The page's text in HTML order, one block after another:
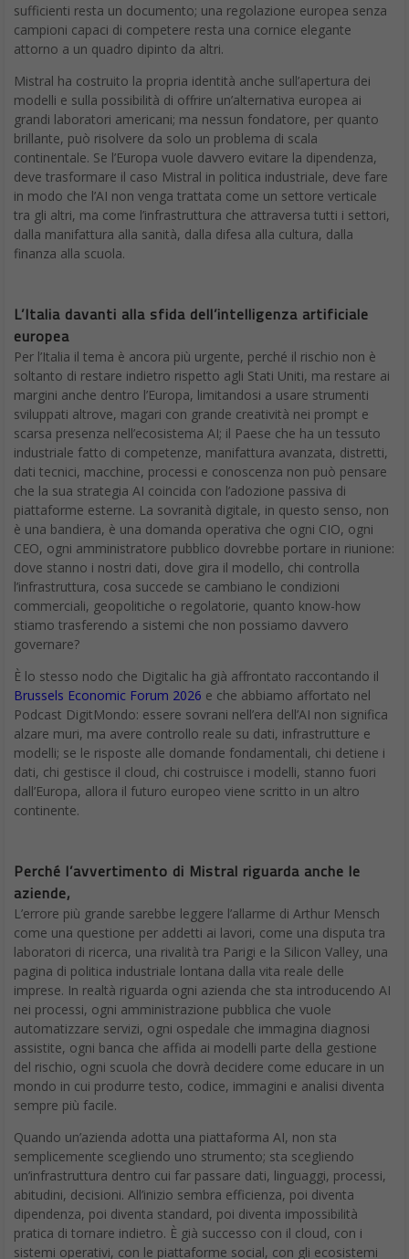
sufficienti resta un documento; una regolazione europea senza
campioni capaci di competere resta una cornice elegante
attorno a un quadro dipinto da altri.
Mistral ha costruito la propria identità anche sull’apertura dei
modelli e sulla possibilità di offrire un’alternativa europea ai
grandi laboratori americani; ma nessun fondatore, per quanto
brillante, può risolvere da solo un problema di scala
continentale. Se l’Europa vuole davvero evitare la dipendenza,
deve trasformare il caso Mistral in politica industriale, deve fare
in modo che l’AI non venga trattata come un settore verticale
tra gli altri, ma come l’infrastruttura che attraversa tutti i settori,
dalla manifattura alla sanità, dalla difesa alla cultura, dalla
finanza alla scuola.
L’Italia davanti alla sfida dell’intelligenza artificiale
europea
Per l’Italia il tema è ancora più urgente, perché il rischio non è
soltanto di restare indietro rispetto agli Stati Uniti, ma restare ai
margini anche dentro l’Europa, limitandosi a usare strumenti
sviluppati altrove, magari con grande creatività nei prompt e
scarsa presenza nell’ecosistema AI; il Paese che ha un tessuto
industriale fatto di competenze, manifattura avanzata, distretti,
dati tecnici, macchine, processi e conoscenza non può pensare
che la sua strategia AI coincida con l’adozione passiva di
piattaforme esterne. La sovranità digitale, in questo senso, non
è una bandiera, è una domanda operativa che ogni CIO, ogni
CEO, ogni amministratore pubblico dovrebbe portare in riunione:
dove stanno i nostri dati, dove gira il modello, chi controlla
l’infrastruttura, cosa succede se cambiano le condizioni
commerciali, geopolitiche o regolatorie, quanto know-how
stiamo trasferendo a sistemi che non possiamo davvero
governare?
È lo stesso nodo che Digitalic ha già affrontato raccontando il
Brussels Economic Forum 2026 e che abbiamo affortato nel
Podcast DigitMondo: essere sovrani nell’era dell’AI non significa
alzare muri, ma avere controllo reale su dati, infrastrutture e
modelli; se le risposte alle domande fondamentali, chi detiene i
dati, chi gestisce il cloud, chi costruisce i modelli, stanno fuori
dall’Europa, allora il futuro europeo viene scritto in un altro
continente.
Perché l’avvertimento di Mistral riguarda anche le
aziende,
L’errore più grande sarebbe leggere l’allarme di Arthur Mensch
come una questione per addetti ai lavori, come una disputa tra
laboratori di ricerca, una rivalità tra Parigi e la Silicon Valley, una
pagina di politica industriale lontana dalla vita reale delle
imprese. In realtà riguarda ogni azienda che sta introducendo AI
nei processi, ogni amministrazione pubblica che vuole
automatizzare servizi, ogni ospedale che immagina diagnosi
assistite, ogni banca che affida ai modelli parte della gestione
del rischio, ogni scuola che dovrà decidere come educare in un
mondo in cui produrre testo, codice, immagini e analisi diventa
sempre più facile.
Quando un’azienda adotta una piattaforma AI, non sta
semplicemente scegliendo uno strumento; sta scegliendo
un’infrastruttura dentro cui far passare dati, linguaggi, processi,
abitudini, decisioni. All’inizio sembra efficienza, poi diventa
dipendenza, poi diventa standard, poi diventa impossibilità
pratica di tornare indietro. È già successo con il cloud, con i
sistemi operativi, con le piattaforme social, con gli ecosistemi